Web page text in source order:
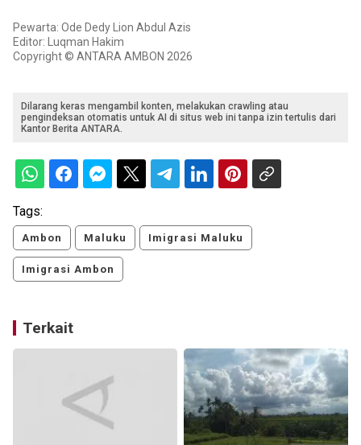
Pewarta: Ode Dedy Lion Abdul Azis
Editor: Luqman Hakim
Copyright © ANTARA AMBON 2026
Dilarang keras mengambil konten, melakukan crawling atau
pengindeksan otomatis untuk AI di situs web ini tanpa izin tertulis dari
Kantor Berita ANTARA.
Tags:
Ambon Maluku Imigrasi Maluku
Imigrasi Ambon
Terkait